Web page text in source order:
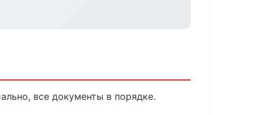
все документы в порядке.